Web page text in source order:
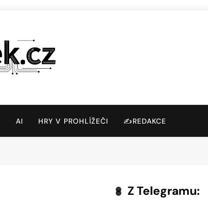
AI HRY V PROHLÍŽEČI ✍️REDAKCE
Z Telegramu: